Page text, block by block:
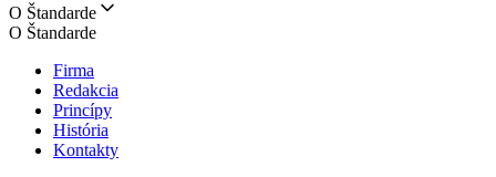
O Štandarde
O Štandarde
Firma
Redakcia
Princípy
História
Kontakty